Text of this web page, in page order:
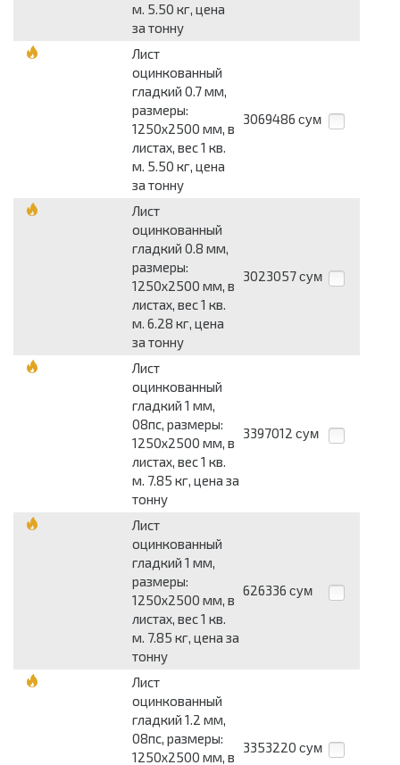
м. 5.50 кг, цена
за тонну
Лист
оцинкованный
гладкий 0.7 мм,
размеры:
1250x2500 мм, в
листах, вес 1 кв.
м. 5.50 кг, цена
за тонну
3069486 сум
Лист
оцинкованный
гладкий 0.8 мм,
размеры:
1250x2500 мм, в
листах, вес 1 кв.
м. 6.28 кг, цена
за тонну
3023057 сум
Лист
оцинкованный
гладкий 1 мм,
08пс, размеры:
1250x2500 мм, в
листах, вес 1 кв.
м. 7.85 кг, цена за
тонну
3397012 сум
Лист
оцинкованный
гладкий 1 мм,
размеры:
1250x2500 мм, в
листах, вес 1 кв.
м. 7.85 кг, цена за
тонну
626336 сум
Лист
оцинкованный
гладкий 1.2 мм,
08пс, размеры:
1250x2500 мм, в
3353220 сум